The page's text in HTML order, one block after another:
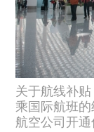
关于航线补
乘国际航班
航空公司开通